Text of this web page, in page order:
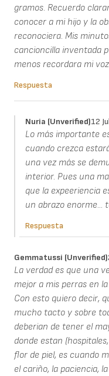
gramos. Recuerdo
conocer a mi hijo y la
reconociera. Mis
cancioncilla inventada
menos recordara mi
Respuesta
Nuria (unverified)12
Lo más importante
cuando crezca
una vez más se
interior. Pues una
que la expeeriencia
un abrazo enorme...
Respuesta
Gemmatussi (unverified)
La verdad es que una
mejor a mis perras en
Con esto quiero decir,
mucho tacto y sobre
deberian de tener el
donde estan
flor de piel, es cuando
el cariño, la paciencia,